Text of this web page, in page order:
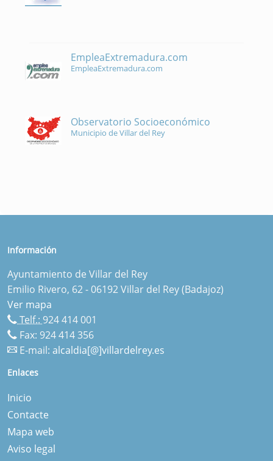
EmpleaExtremadura.com
EmpleaExtremadura.com
Observatorio Socioeconómico
Municipio de Villar del Rey
Información
Ayuntamiento de Villar del Rey
Emilio Rivero, 62 - 06192 Villar del Rey (Badajoz)
Ver mapa
Telf.: 924 414 001
Fax: 924 414 356
E-mail: alcaldia[@]villardelrey.es
Enlaces
Inicio
Contacte
Mapa web
Aviso legal